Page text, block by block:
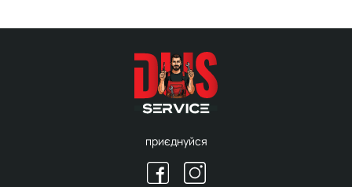
приєднуйся